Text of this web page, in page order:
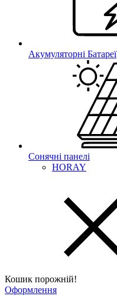
Акумуляторні Батареї
Сонячні панелі
HORAY
Кошик порожній!
Оформлення